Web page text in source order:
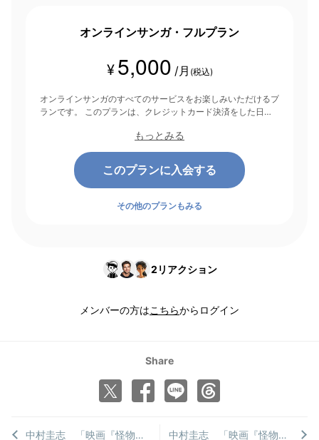
オンラインサンガ・フルプラン
¥ 5,000 /月 (税込)
オンラインサンガのすべてのサービスをお楽しみいただけるプ
ランです。 このプランは、クレジットカード決済をした日を
もっとみる
このプランに入会する
その他のプランもみる
2 リアクション
メンバーの方はこちらからログイン
Share
中村圭志 「映画『怪物』を宗教学的に読み解く」［第四章 2/5］ 中村圭志 「映画『怪物』を宗教学的に読み解く」［第四章 1/5］